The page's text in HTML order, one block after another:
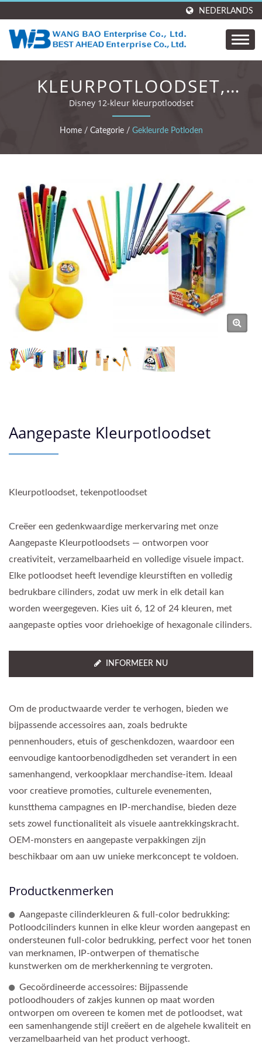
NEDERLANDS
KLEURPOTLOODSET,
TEKENPOTLOODSET
Disney 12-kleur kleurpotloodset
Home / Categorie / Gekleurde Potloden
Aangepaste Kleurpotloodset
Kleurpotloodset, tekenpotloodset
Creëer een gedenkwaardige merkervaring met onze
Aangepaste Kleurpotloodsets — ontworpen voor
creativiteit, verzamelbaarheid en volledige visuele impact.
Elke potloodset heeft levendige kleurstiften en volledig
bedrukbare cilinders, zodat uw merk in elk detail kan
worden weergegeven. Kies uit 6, 12 of 24 kleuren, met
aangepaste opties voor driehoekige of hexagonale cilinders.
INFORMEER NU
Om de productwaarde verder te verhogen, bieden we
bijpassende accessoires aan, zoals bedrukte
pennenhouders, etuis of geschenkdozen, waardoor een
eenvoudige kantoorbenodigdheden set verandert in een
samenhangend, verkoopklaar merchandise-item. Ideaal
voor creatieve promoties, culturele evenementen,
kunstthema campagnes en IP-merchandise, bieden deze
sets zowel functionaliteit als visuele aantrekkingskracht.
OEM-monsters en aangepaste verpakkingen zijn
beschikbaar om aan uw unieke merkconcept te voldoen.
Productkenmerken
Aangepaste cilinderkleuren & full-color bedrukking:
Potloodcilinders kunnen in elke kleur worden aangepast en
ondersteunen full-color bedrukking, perfect voor het tonen
van merknamen, IP-ontwerpen of thematische
kunstwerken om de merkherkenning te vergroten.
Gecoördineerde accessoires: Bijpassende
potloodhouders of zakjes kunnen op maat worden
ontworpen om overeen te komen met de potloodset, wat
een samenhangende stijl creëert en de algehele kwaliteit en
verzamelbaarheid van het product verhoogt.